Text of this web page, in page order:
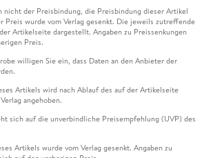
nicht der Preisbindung, die Preisbindung dieser Artikel
Preis wurde vom Verlag gesenkt. Die jeweils zutreffende
Artikelseite dargestellt. Angaben zu Preissenkungen
Preis.
willigen Sie ein, dass Daten an den Anbieter der
Artikels wird nach Ablauf des auf der Artikelseite
angehoben.
sich auf die unverbindliche Preisempfehlung (UVP) des
Artikels wurde vom Verlag gesenkt. Angaben zu